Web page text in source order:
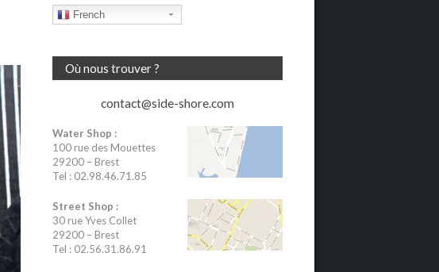
French
Où nous trouver ?
contact@side-shore.com
Water Shop :
100 rue des Mouettes
29200 – Brest
Tel : 02.98.46.71.85
Street Shop :
30 rue Yves Collet
29200 – Brest
Tel : 02.56.31.86.91